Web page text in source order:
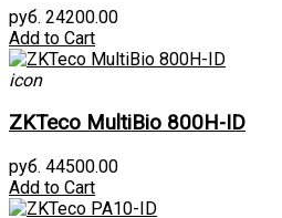
руб. 24200.00
Add to Cart
icon
ZKTeco MultiBio 800H-ID
руб. 44500.00
Add to Cart